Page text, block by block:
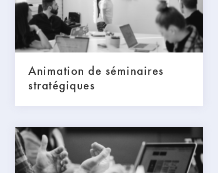
Animation de séminaires
stratégiques